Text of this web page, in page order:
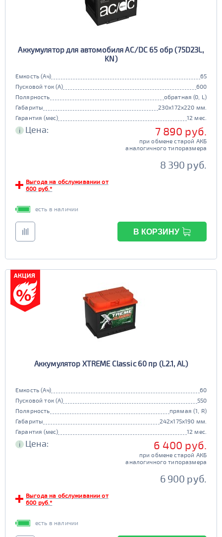
Аккумулятор для автомобиля AC/DC 65 обр (75D23L,
KN)
Емкость (Ач)
65
Пусковой ток (А)
600
Полярность
обратная (0, L)
Габариты
230x172x220 мм.
Гарантия (мес)
12 мес.
i Цена: 7 890 руб.
при обмене старой АКБ
аналогичного типоразмера
8 390 руб.
Выгода на обслуживании от
600 руб.*
есть в наличии
В КОРЗИНУ
Аккумулятор XTREME Classic 60 пр (L2.1, AL)
Емкость (Ач)
60
Пусковой ток (А)
550
Полярность
прямая (1, R)
Габариты
242x175x190 мм.
Гарантия (мес)
12 мес.
i Цена: 6 400 руб.
при обмене старой АКБ
аналогичного типоразмера
6 900 руб.
Выгода на обслуживании от
600 руб.*
есть в наличии